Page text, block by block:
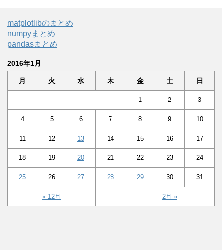
matplotlibのまとめ
numpyまとめ
pandasまとめ
2016年1月
月 火 水 木 金 土 日
« 12月 2月 »
1 2 3
4 5 6 7 8 9 10
11 12 13 14 15 16 17
18 19 20 21 22 23 24
25 26 27 28 29 30 31